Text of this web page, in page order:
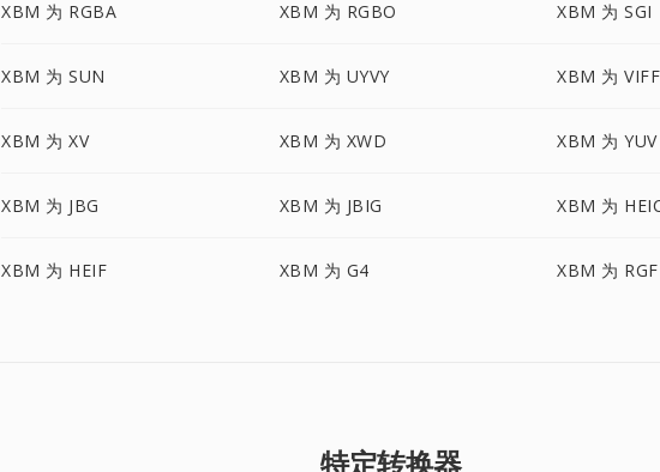
XBM 为 RGBA XBM 为 RGBO XBM 为 SGI
XBM 为 SUN XBM 为 UYVY XBM 为 VIFF
XBM 为 XV XBM 为 XWD XBM 为 YUV
XBM 为 JBG XBM 为 JBIG XBM 为
XBM 为 HEIF XBM 为 G4 XBM 为 RGF
特定转换器